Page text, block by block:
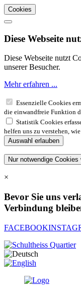
Cookies
Diese Webseite
Diese Webseite nutzt
unserer Besucher.
Mehr erfahren ...
Essenzielle Cookies
die einwandfreie Funktion
Statistik Cookies
helfen uns zu verstehen,
×
Bevor Sie uns
Verbindung
FACEBOOK